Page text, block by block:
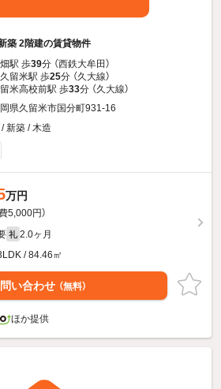
築 2階建の賃貸物件
駅 歩39分 （西鉄大牟田）
留米駅 歩25分 （久大線）
米高校前駅 歩33分 （久大線）
県久留米市国分町931-16
新築 / 木造
万円
5,000円）
礼 2.0ヶ月
/ 84.46㎡
い合わせ （無料）
ほか提供